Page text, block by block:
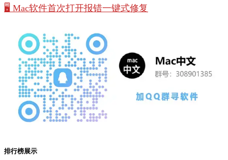
🖥️ Mac软件首次打开报错一键式修复
排行榜展示